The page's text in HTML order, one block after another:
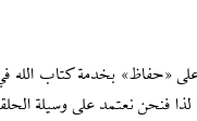
«حفاظ» بخدمة كتاب الله في
على وسيلة الحلقات القرآنية التي تتوزع